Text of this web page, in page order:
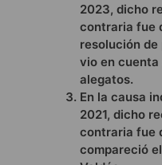
2023, dicho
contraria fue
resolución de
vio en cuenta
alegatos.
En la causa
2021, dicho
contraria fue
compareció